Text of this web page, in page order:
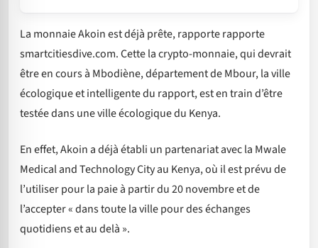
La monnaie Akoin est déjà prête, rapporte rapporte
smartcitiesdive.com. Cette la crypto-monnaie, qui devrait
être en cours à Mbodiène, département de Mbour, la ville
écologique et intelligente du rapport, est en train d’être
testée dans une ville écologique du Kenya.
En effet, Akoin a déjà établi un partenariat avec la Mwale
Medical and Technology City au Kenya, où il est prévu de
l’utiliser pour la paie à partir du 20 novembre et de
l’accepter « dans toute la ville pour des échanges
quotidiens et au delà ».